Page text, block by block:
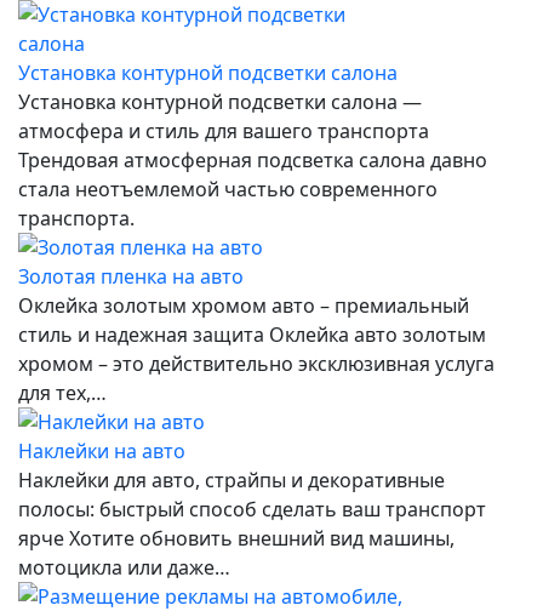
Установка контурной подсветки салона
Установка контурной подсветки салона —
атмосфера и стиль для вашего транспорта
Трендовая атмосферная подсветка салона давно
стала неотъемлемой частью современного
транспорта.
Золотая пленка на авто
Оклейка золотым хромом авто – премиальный
стиль и надежная защита Оклейка авто золотым
хромом – это действительно эксклюзивная услуга
для тех,…
Наклейки на авто
Наклейки для авто, страйпы и декоративные
полосы: быстрый способ сделать ваш транспорт
ярче Хотите обновить внешний вид машины,
мотоцикла или даже…